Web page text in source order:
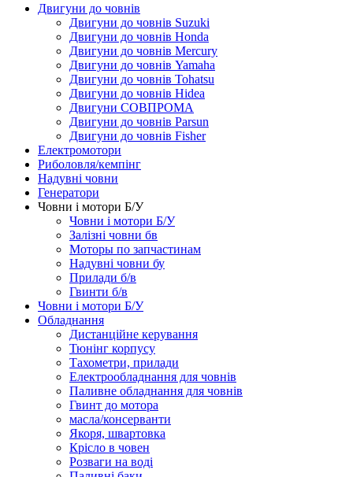
Двигуни до човнів
Двигуни до човнів Suzuki
Двигуни до човнів Honda
Двигуни до човнів Mercury
Двигуни до човнів Yamaha
Двигуни до човнів Tohatsu
Двигуни до човнів Hidea
Двигуни СОВПРОМА
Двигуни до човнів Parsun
Двигуни до човнів Fisher
Електромотори
Риболовля/кемпінг
Надувні човни
Генератори
Човни і мотори Б/У
Човни і мотори Б/У
Залізні човни бв
Моторы по запчастинам
Надувні човни бу
Прилади б/в
Гвинти б/в
Човни і мотори Б/У
Обладнання
Дистанційне керування
Тюнінг корпусу
Тахометри, прилади
Електрообладнання для човнів
Паливне обладнання для човнів
Гвинт до мотора
масла/консерванти
Якоря, швартовка
Крісло в човен
Розваги на воді